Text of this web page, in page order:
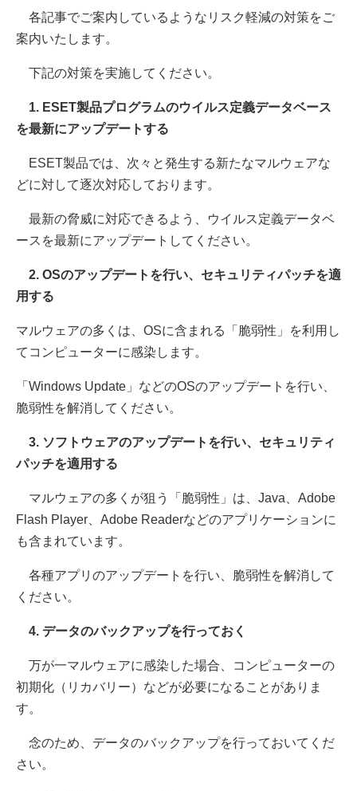
各記事でご案内しているようなリスク軽減の対策をご
案内いたします。
下記の対策を実施してください。
1. ESET製品プログラムのウイルス定義データベース
を最新にアップデートする
ESET製品では、次々と発生する新たなマルウェアな
どに対して逐次対応しております。
最新の脅威に対応できるよう、ウイルス定義データベ
ースを最新にアップデートしてください。
2. OSのアップデートを行い、セキュリティパッチを適
用する
マルウェアの多くは、OSに含まれる「脆弱性」を利用し
てコンピューターに感染します。
「Windows Update」などのOSのアップデートを行い、
脆弱性を解消してください。
3. ソフトウェアのアップデートを行い、セキュリティ
パッチを適用する
マルウェアの多くが狙う「脆弱性」は、Java、Adobe
Flash Player、Adobe Readerなどのアプリケーションに
も含まれています。
各種アプリのアップデートを行い、脆弱性を解消して
ください。
4. データのバックアップを行っておく
万が一マルウェアに感染した場合、コンピューターの
初期化（リカバリー）などが必要になることがありま
す。
念のため、データのバックアップを行っておいてくだ
さい。